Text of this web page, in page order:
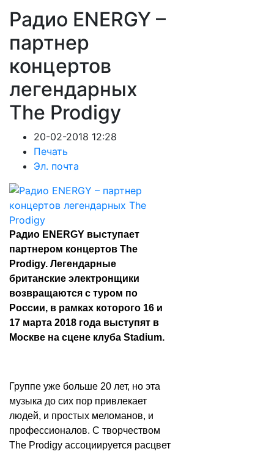
Радио ENERGY –
партнер
концертов
легендарных
The Prodigy
20-02-2018 12:28
Печать
Эл. почта
Радио ENERGY выступает
партнером концертов The
Prodigy. Легендарные
британские электронщики
возвращаются с туром по
России, в рамках которого 16 и
17 марта 2018 года выступят в
Москве на сцене клуба Stadium.
Группе уже больше 20 лет, но эта
музыка до сих пор привлекает
людей, и простых меломанов, и
профессионалов. С творчеством
The Prodigy ассоциируется расцвет